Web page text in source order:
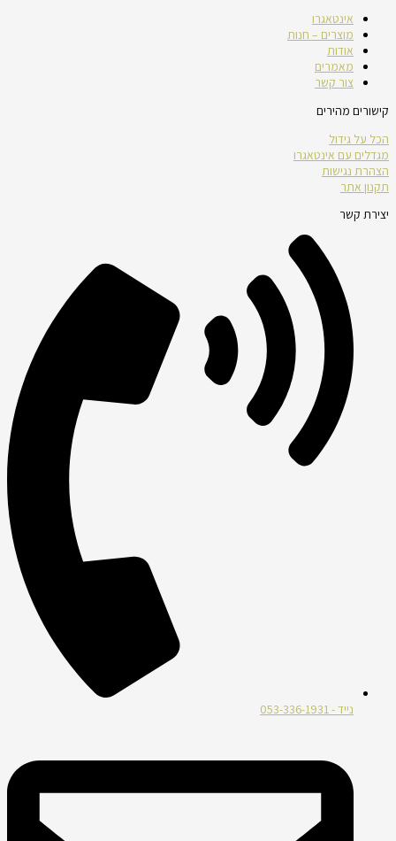
אינטאגרו
מוצרים – חנות
אודות
מאמרים
צור קשר
קישורים מהירים
הכל על גידול
מגדלים עם אינטאגרו
הצהרת נגישות
תקנון אתר
יצירת קשר
נייד - 053-336-1931